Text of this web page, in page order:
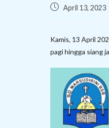
PostApril 13, 2023
Kamis, 13 April
pagi hingga siang